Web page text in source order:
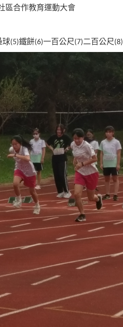
區合作教育運動大會
球(5)鐵餅(6)一百公尺(7)二百公尺(8)